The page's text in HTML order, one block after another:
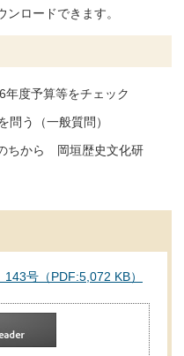
ロードできます。
度予算等をチェック
う（一般質問）
ら 岡垣歴史文化研
号（PDF:5,072 KB）